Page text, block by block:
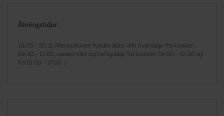
Åbningstider
10/03 - 30/11 (Receptionen holder åben alle hverdage fra klokken
09:00 – 17:00, weekender og helligdage fra klokken 09:00 – 12:00 og
fra 15:00 – 17:00. )